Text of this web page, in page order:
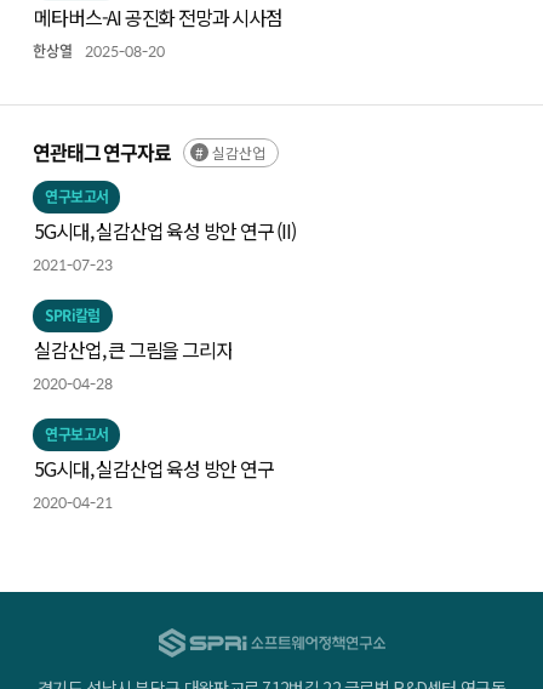
메타버스-AI 공진화 전망과 시사점
한상열 2025-08-20
연관태그 연구자료 실감산업
연구보고서
5G시대, 실감산업 육성 방안 연구 (II)
2021-07-23
SPRi칼럼
실감산업, 큰 그림을 그리자
2020-04-28
연구보고서
5G시대, 실감산업 육성 방안 연구
2020-04-21